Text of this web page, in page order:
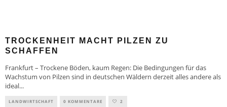
TROCKENHEIT MACHT PILZEN ZU
SCHAFFEN
Frankfurt – Trockene Böden, kaum Regen: Die Bedingungen für das
Wachstum von Pilzen sind in deutschen Wäldern derzeit alles andere als
ideal...
LANDWIRTSCHAFT 0 KOMMENTARE 2